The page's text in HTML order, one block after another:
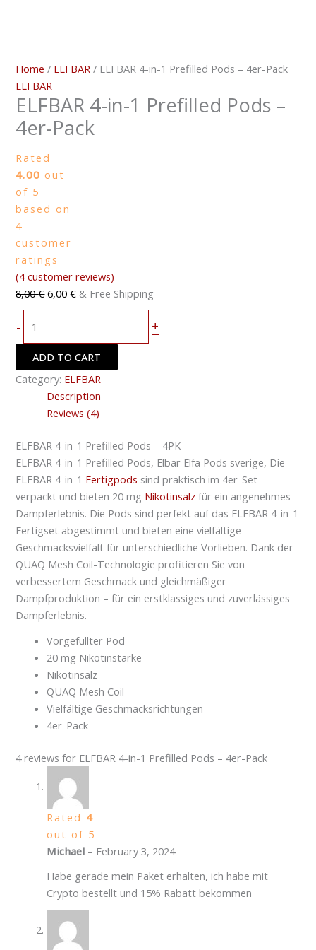
Home / ELFBAR / ELFBAR 4-in-1 Prefilled Pods – 4er-Pack
ELFBAR
ELFBAR 4-in-1 Prefilled Pods –
4er-Pack
Rated
4.00 out
of 5
based on
4
customer
ratings
(4customer reviews)
8,00€ 6,00€ & Free Shipping
- +
ADD TO CART
Category: ELFBAR
Description
Reviews (4)
ELFBAR 4-in-1 Prefilled Pods – 4PK
ELFBAR 4-in-1 Prefilled Pods, Elbar Elfa Pods sverige, Die
ELFBAR 4-in-1 Fertigpods sind praktisch im 4er-Set
verpackt und bieten 20 mg Nikotinsalz für ein angenehmes
Dampferlebnis. Die Pods sind perfekt auf das ELFBAR 4-in-1
Fertigset abgestimmt und bieten eine vielfältige
Geschmacksvielfalt für unterschiedliche Vorlieben. Dank der
QUAQ Mesh Coil-Technologie profitieren Sie von
verbessertem Geschmack und gleichmäßiger
Dampfproduktion – für ein erstklassiges und zuverlässiges
Dampferlebnis.
Vorgefüllter Pod
20 mg Nikotinstärke
Nikotinsalz
QUAQ Mesh Coil
Vielfältige Geschmacksrichtungen
4er-Pack
4 reviews for ELFBAR 4-in-1 Prefilled Pods – 4er-Pack
Rated 4
out of 5
Michael – February 3, 2024
Habe gerade mein Paket erhalten, ich habe mit
Crypto bestellt und 15% Rabatt bekommen